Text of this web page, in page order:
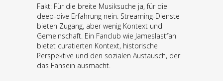
Fakt: Für die breite Musiksuche ja, für die
deep-dive Erfahrung nein. Streaming-Dienste
bieten Zugang, aber wenig Kontext und
Gemeinschaft. Ein Fanclub wie Jameslastfan
bietet curatierten Kontext, historische
Perspektive und den sozialen Austausch, der
das Fansein ausmacht.